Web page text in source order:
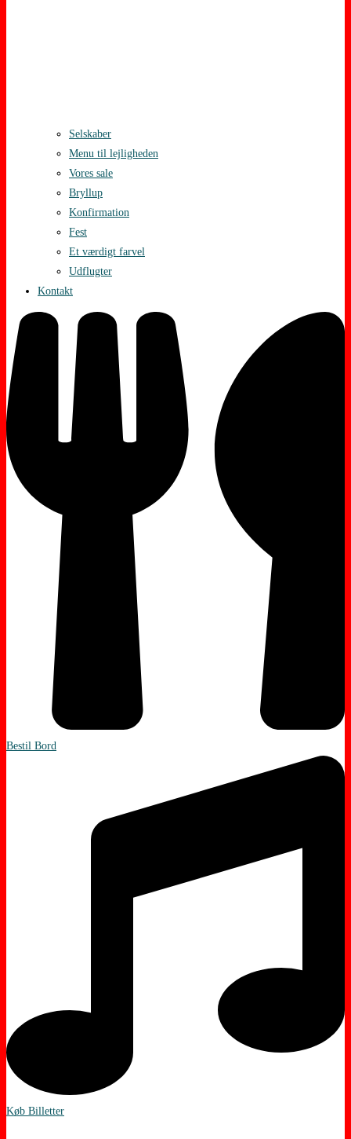
Selskaber
Menu til lejligheden
Vores sale
Bryllup
Konfirmation
Fest
Et værdigt farvel
Udflugter
Kontakt
Bestil Bord
Køb Billetter